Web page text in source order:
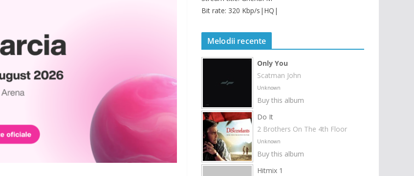
Bit rate: 320 Kbp/s|HQ|
Melodii recente
Only You
Scatman John
Unknown
Buy this album
Do It
2 Brothers On The 4th Floor
Unknown
Buy this album
Hitmix 1